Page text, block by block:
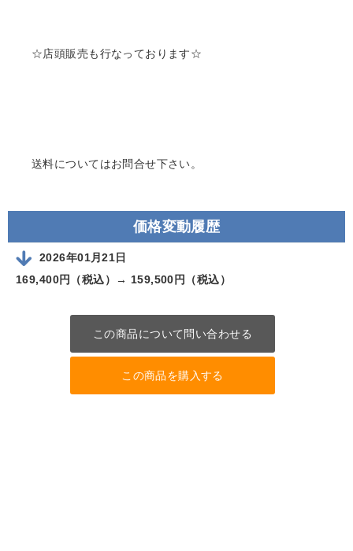
☆店頭販売も行なっております☆
送料についてはお問合せ下さい。
価格変動履歴
2026年01月21日
169,400円（税込）→ 159,500円（税込）
この商品について問い合わせる
この商品を購入する